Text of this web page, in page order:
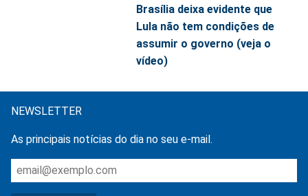
Brasília deixa evidente que
Lula não tem condições de
assumir o governo (veja o
vídeo)
NEWSLETTER
As principais notícias do dia no seu e-mail.